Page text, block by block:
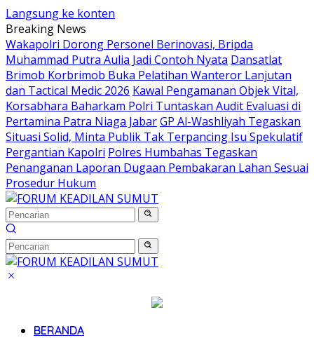
Langsung ke konten
Breaking News
Wakapolri Dorong Personel Berinovasi, Bripda
Muhammad Putra Aulia Jadi Contoh Nyata Dansatlat
Brimob Korbrimob Buka Pelatihan Wanteror Lanjutan
dan Tactical Medic 2026 Kawal Pengamanan Objek Vital,
Korsabhara Baharkam Polri Tuntaskan Audit Evaluasi di
Pertamina Patra Niaga JabarGP Al-Washliyah Tegaskan
Situasi Solid, Minta Publik Tak Terpancing Isu Spekulatif
Pergantian Kapolri Polres Humbahas Tegaskan
Penanganan Laporan Dugaan Pembakaran Lahan Sesuai
Prosedur Hukum
BERANDA